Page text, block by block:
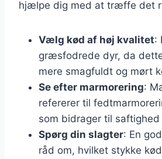
hjælpe dig med at træffe det
Vælg kød af høj kvalitet:
græsfodrede dyr, da
mere smagfuldt og mørt
Se efter marmorering:
refererer til
som bidrager til saftighed
Spørg din slagter: En
råd om, hvilket stykke